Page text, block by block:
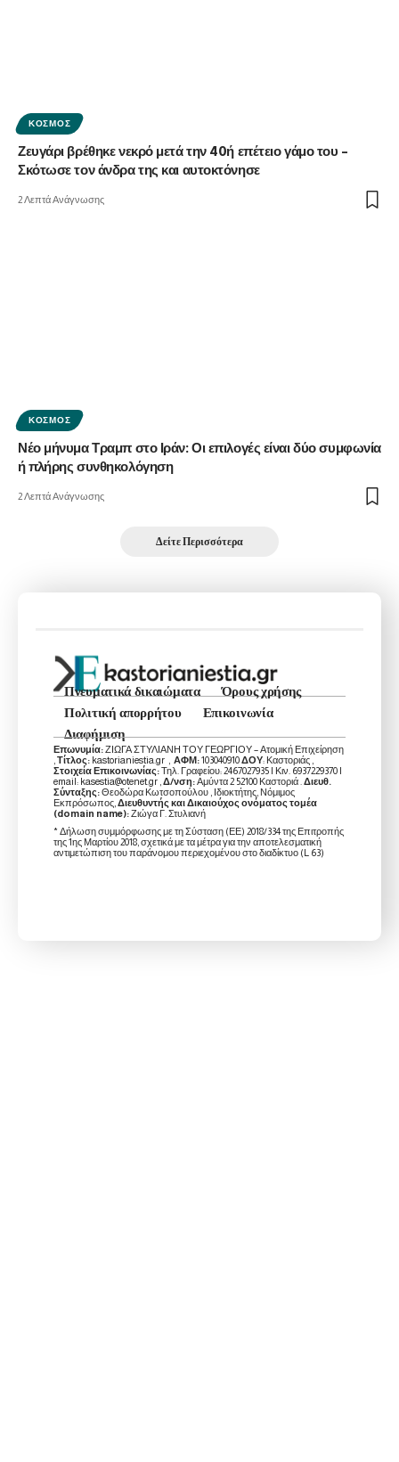
ΚΌΣΜΟΣ
Ζευγάρι βρέθηκε νεκρό μετά την 40ή επέτειο γάμο του –
Σκότωσε τον άνδρα της και αυτοκτόνησε
2 Λεπτά Ανάγνωσης
ΚΌΣΜΟΣ
Νέο μήνυμα Τραμπ στο Ιράν: Οι επιλογές είναι δύο συμφωνία
ή πλήρης συνθηκολόγηση
2 Λεπτά Ανάγνωσης
Δείτε Περισσότερα
Πνευματικά δικαιώματα
Όρους χρήσης
Πολιτική απορρήτου
Επικοινωνία
Διαφήμιση
Επωνυμία:ΖΙΩΓΑ ΣΤΥΛΙΑΝΗ ΤΟΥ ΓΕΩΡΓΙΟΥ – Ατομική Επιχείρηση
Τίτλος: kastorianiestia.gr , ΑΦΜ:103040910ΔΟΥ: Καστοριάς ,
Στοιχεία Επικοινωνίας:Τηλ. Γραφείου: 2467027935 | Κιν. 6937229370 |
email: kasestia@otenet.gr , Δ/νση:Αμύντα 2 52100 Καστοριά . Διευθ.
Σύνταξης:Θεοδώρα Κωτσοπούλου , Ιδιοκτήτης, Νόμιμος
Εκπρόσωπος, Διευθυντής και Δικαιούχος ονόματος τομέα
(domain name):Ζιώγα Γ. Στυλιανή
* Δήλωση συμμόρφωσης με τη Σύσταση (ΕΕ) 2018/334 της Επιτροπής
της 1ης Μαρτίου 2018, σχετικά με τα μέτρα για την αποτελεσματική
αντιμετώπιση του παράνομου περιεχομένου στο διαδίκτυο (L 63)